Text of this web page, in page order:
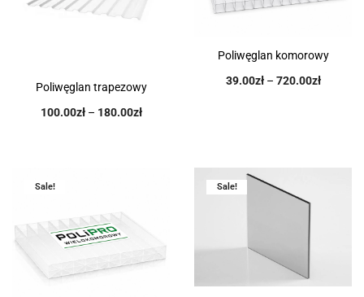
Poliwęglan trapezowy
100.00zł – 180.00zł
Poliwęglan komorowy
39.00zł – 720.00zł
Sale! Sale!